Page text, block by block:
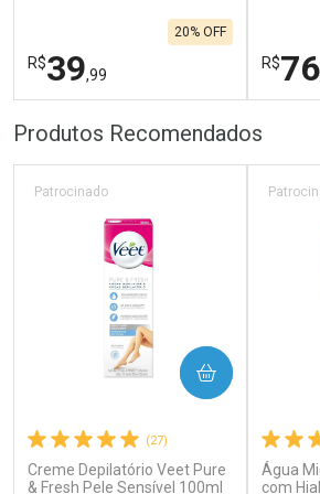
R$39,99
20% OFF
FECHAR
Laboratório
Ativar Desconto
FECHAR
Por Menos
R$76
Por
Produtos Recomendados
(27)
Creme Depilatório Veet Pure
& Fresh Pele Sensível 100ml
Patrocinado
COMPRAR
Água
com